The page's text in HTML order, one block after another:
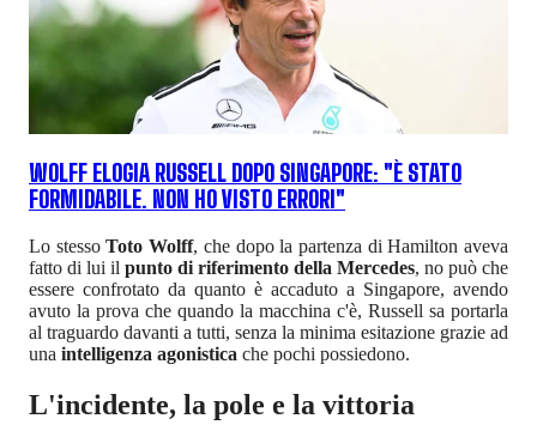
WOLFF ELOGIA RUSSELL DOPO SINGAPORE: "È STATO
FORMIDABILE. NON HO VISTO ERRORI"
Lo stessoToto Wolff, che dopo la partenza di Hamilton aveva
fatto di lui il punto di riferimento della Mercedes, no può che
essere confrotato da quanto è accaduto a Singapore, avendo
avuto la prova che quando la macchina c'è, Russell sa portarla
al traguardo davanti a tutti, senza la minima esitazione grazie ad
una intelligenza agonistica che pochi possiedono.
L'incidente, la pole e la vittoria